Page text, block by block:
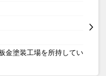
金塗装工場を所持してい